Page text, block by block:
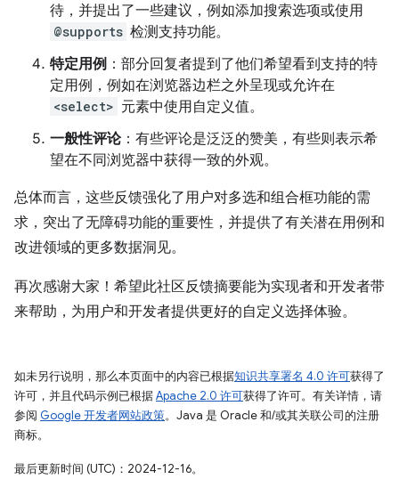
待，并提出了一些建议，例如添加搜索选项或使用
@supports 检测支持功能。
特定用例 ：部分回复者提到了他们希望看到支持的特
定用例，例如在浏览器边栏之外呈现或允许在
<select> 元素中使用自定义值。
一般性评论：有些评论是泛泛的赞美，有些则表示希
望在不同浏览器中获得一致的外观。
总体而言，这些反馈强化了用户对多选和组合框功能的需
求，突出了无障碍功能的重要性，并提供了有关潜在用例和
改进领域的更多数据洞见。
再次感谢大家！希望此社区反馈摘要能为实现者和开发者带
来帮助，为用户和开发者提供更好的自定义选择体验。
如未另行说明，那么本页面中的内容已根据知识共享署名 4.0 许可获得了
许可，并且代码示例已根据Apache 2.0 许可获得了许可。有关详情，请
参阅 Google 开发者网站政策。Java 是 Oracle 和/或其关联公司的注册
商标。
最后更新时间 (UTC)：2024-12-16。